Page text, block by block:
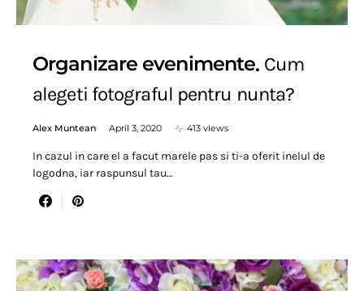
Organizare evenimente Cum
alegeti fotograful pentru nunta?
Alex Muntean April 3, 2020 413 views
In cazul in care el a facut marele pas si ti-a oferit inelul de
logodna, iar raspunsul tau…